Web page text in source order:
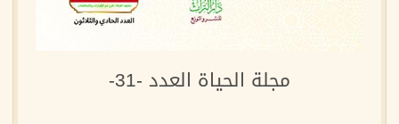
مجلة الحياة العدد -31-